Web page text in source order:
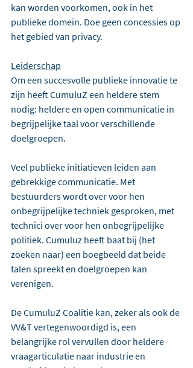
kan worden voorkomen, ook in het
publieke domein. Doe geen concessies op
het gebied van privacy.
Leiderschap
Om een succesvolle publieke innovatie te
zijn heeft CumuluZ een heldere stem
nodig: heldere en open communicatie in
begrijpelijke taal voor verschillende
doelgroepen.
Veel publieke initiatieven leiden aan
gebrekkige communicatie. Met
bestuurders wordt over voor hen
onbegrijpelijke techniek gesproken, met
technici over voor hen onbegrijpelijke
politiek. Cumuluz heeft baat bij (het
zoeken naar) een boegbeeld dat beide
talen spreekt en doelgroepen kan
verenigen.
De CumuluZ Coalitie kan, zeker als ook de
VV&T vertegenwoordigd is, een
belangrijke rol vervullen door heldere
vraagarticulatie naar industrie en